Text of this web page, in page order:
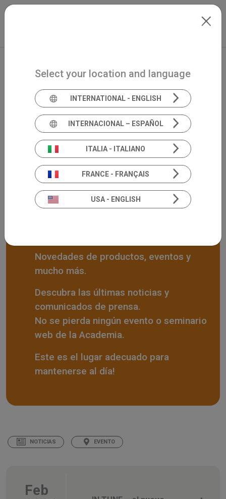
Skip to main content
Novedades de productos, eventos y
mucho más.
Descubra las últimas noticias y
comunicados de prensa.
No se pierda ningún evento o seminario
web de la Academia.
Este es el lugar adecuado para
mantenerse al día!
NOTICIAS EVENTO
Feb
Select your location and language
INTERNATIONAL - ENGLISH
INTERNACIONAL – ESPAÑOL
ITALIA - ITALIANO
FRANCE - FRANÇAIS
USA - ENGLISH